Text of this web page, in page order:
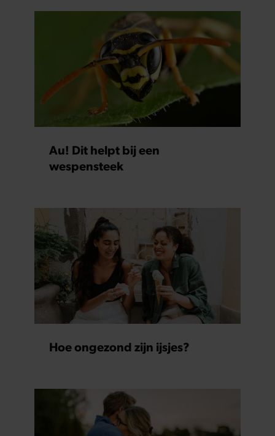
Au! Dit helpt bij een
wespensteek
Hoe ongezond zijn ijsjes?